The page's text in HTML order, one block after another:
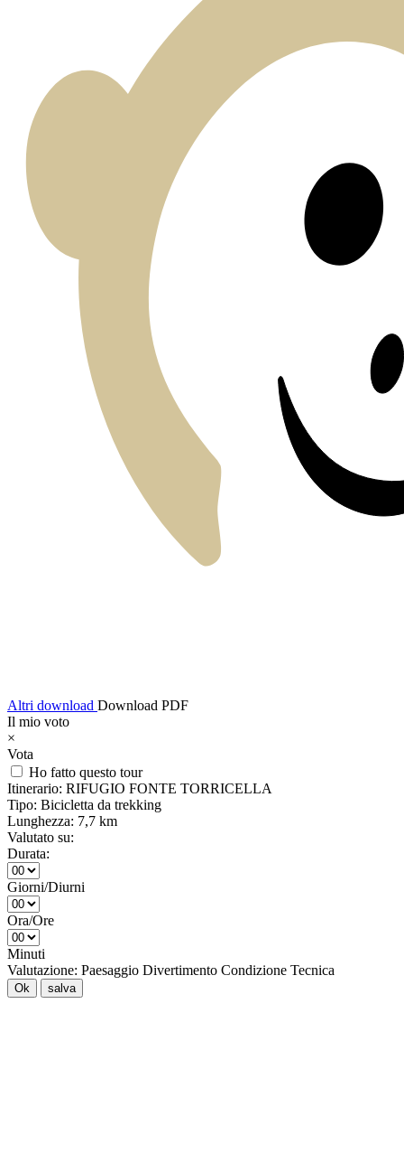
Altri download Download PDF
Il mio voto
×
Vota
Ho fatto questo tour
Itinerario: RIFUGIO FONTE TORRICELLA
Tipo: Bicicletta da trekking
Lunghezza: 7,7 km
Valutato su:
Durata:
Giorni/Diurni
Ora/Ore
Minuti
Valutazione: Paesaggio Divertimento Condizione Tecnica
Ok salva